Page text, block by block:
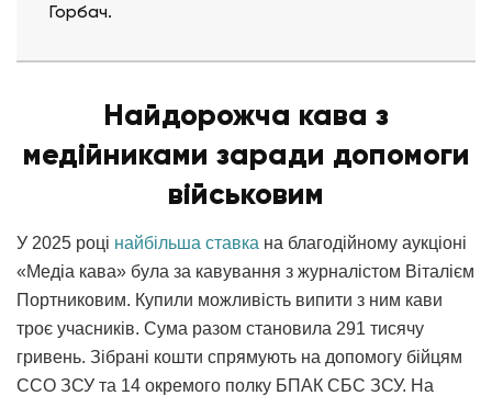
Горбач.
Найдорожча кава з
медійниками заради допомоги
військовим
У 2025 році найбільша ставка на благодійному аукціоні
«Медіа кава» була за кавування з журналістом Віталієм
Портниковим. Купили можливість випити з ним кави
троє учасників. Сума разом становила 291 тисячу
гривень. Зібрані кошти спрямують на допомогу бійцям
ССО ЗСУ та 14 окремого полку БПАК СБС ЗСУ. На